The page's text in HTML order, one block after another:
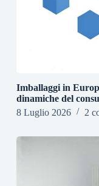
Imballaggi in
dinamiche del
8 Luglio 2026
2